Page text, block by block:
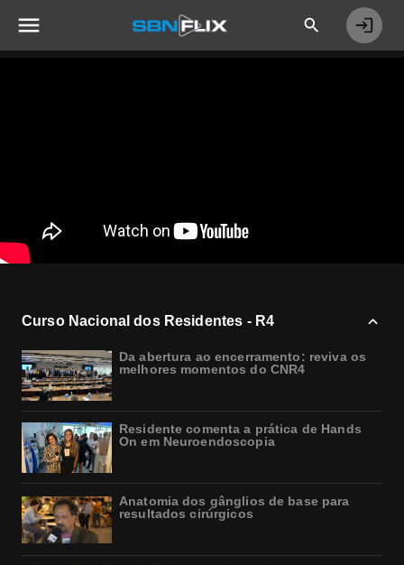
Curso Nacional dos Residentes - R4
Da abertura ao encerramento: reviva os
melhores momentos do CNR4
Residente comenta a prática de Hands
On em Neuroendoscopia
Anatomia dos gânglios de base para
resultados cirúrgicos